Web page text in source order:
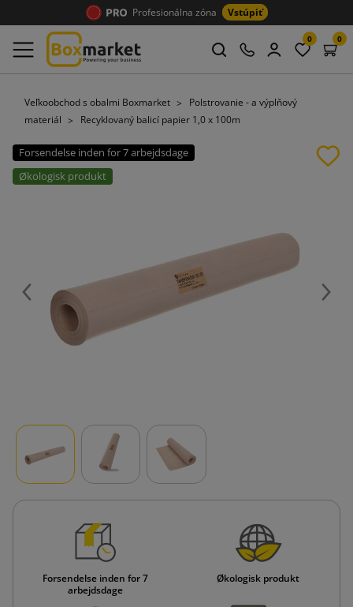
Profesionálna zóna Vstúpiť
0 0
Veľkoobchod s obalmi Boxmarket
Polstrovanie - a výplňový
materiál
Recyklovaný balicí papier 1,0 x 100m
Forsendelse inden for 7 arbejdsdage
Økologisk produkt
Späť Ďalej
Forsendelse inden for 7
arbejdsdage
Økologisk produkt